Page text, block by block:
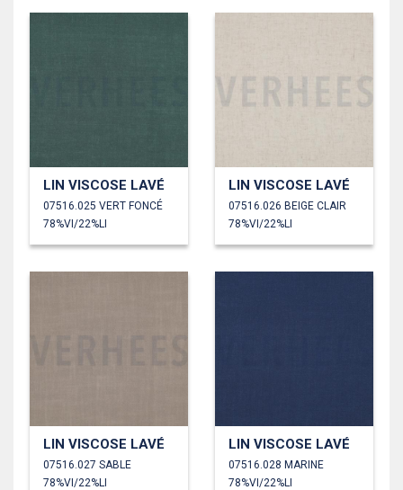
LIN VISCOSE LAVÉ
07516.025 VERT FONCÉ
78%VI/22%LI
LIN VISCOSE LAVÉ
07516.026 BEIGE CLAIR
78%VI/22%LI
LIN VISCOSE LAVÉ
07516.027 SABLE
78%VI/22%LI
LIN VISCOSE LAVÉ
07516.028 MARINE
78%VI/22%LI